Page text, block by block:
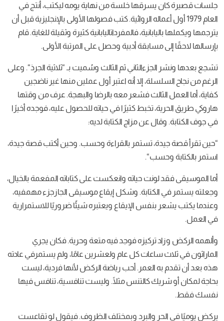
يسرقها خلسة مننهايةيومهليكتب، أنتجفي
الروائية.كتب فصولهاالأولى بالإنجليزيةقبلأن
فالمفرداتاليابانيةكثيرةوثقيلةللغاية.قام
أدبيةوحصلعلىالمرتبةالأولى.
الجزءالثانيثمالثالثوسُميتبـ “ثلاثيةالجرذ“.وعلى
إلاأنه اعتبرأولعملينمنهاغير ناضجين
فشعر معه بالرضاوالبهجة عرف منوقتها
تخبط كثيرًافيحياته للحصولعليه، فوجدهأخيرًا
عنمزاج الكتابةلديه:
تستمر بالقراءةوحسب.وحينأكتب قصةجيدة،
“.
لونتحياتهوانعكستعلىكتاباتهالمفعمة بالخيال،
الكتابة.وشكلإيقاع موسيقىالجازجزءمهمفيه،
بنفس الإيقاعويعتبرهشيئًا ضروريًا للاستمرارية
تركيزهفوجدفيهمتعةوحرية.فكانيجري
كلعام ولعشرينعامًا، ولم يستمرفيعادته
العمر.أحبرياضة الركض لأنهافردية، ليست
كالتنسمثلًا.وليست تنافسية، تنافسفيها
والبرد وبمختلف الظروف.فيقوللوتقاعست